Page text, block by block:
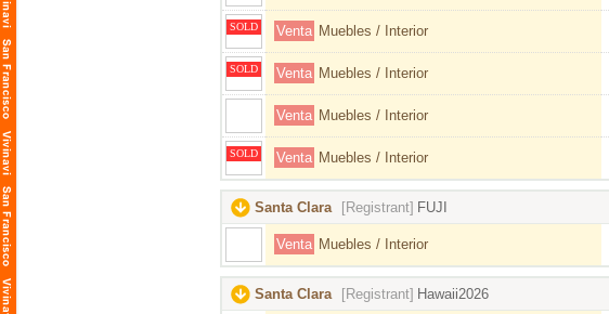
SOLD Venta Muebles / Interior
SOLD Venta Muebles / Interior
Venta Muebles / Interior
SOLD Venta Muebles / Interior
Santa Clara [Registrant] FUJI
Venta Muebles / Interior
Santa Clara [Registrant] Hawaii2026